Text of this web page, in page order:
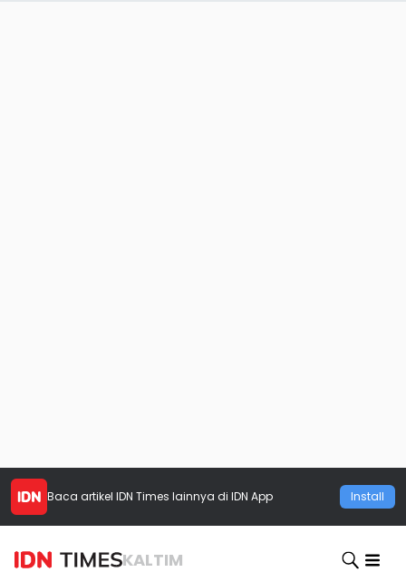
Baca artikel IDN Times lainnya di IDN App Install
KALTIM